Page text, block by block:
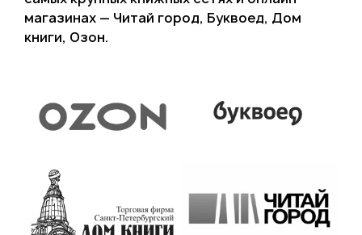
магазинах — Читай город, Буквоед, Дом
книги, Озон.